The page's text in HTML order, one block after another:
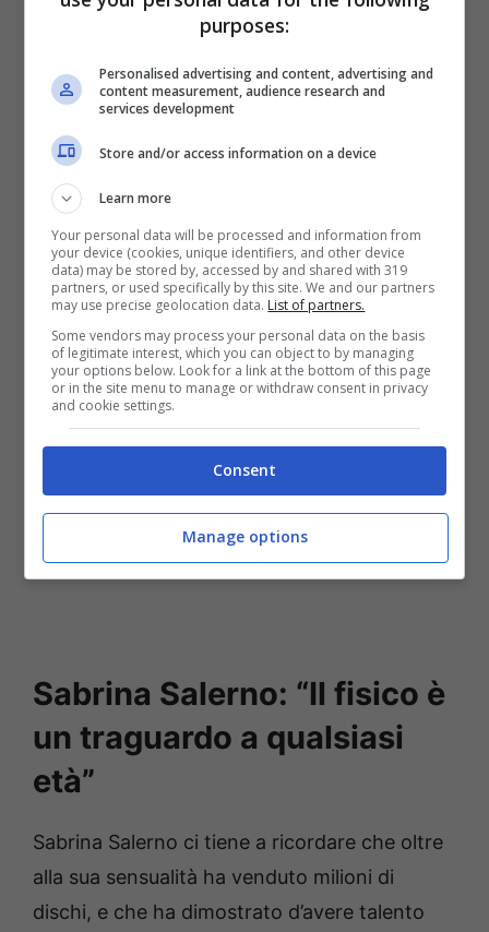
Sabrina Salerno fonte Instagram
Leggi anche —->
freddo: in costume sulla neve, la foto
pazzesca
Sabrina Salerno: “Il fisico è
un traguardo a qualsiasi
età”
Sabrina Salerno ci tiene a ricordare che oltre
alla sua sensualità ha venduto milioni di
dischi, e che ha dimostrato d’avere talento
purposes:
Personalised advertising and content, advertising and
content measurement, audience research and
services development
Store and/or access information on a device
Learn more
Your personal data will be processed and information from
your device (cookies, unique identifiers, and other device
data) may be stored by, accessed by and shared with 319
partners, or used specifically by this site. We and our partners
may use precise geolocation data. List of partners.
Some vendors may process your personal data on the basis
of legitimate interest, which you can object to by managing
your options below. Look for a link at the bottom of this page
or in the site menu to manage or withdraw consent in privacy
and cookie settings.
Consent
Manage options